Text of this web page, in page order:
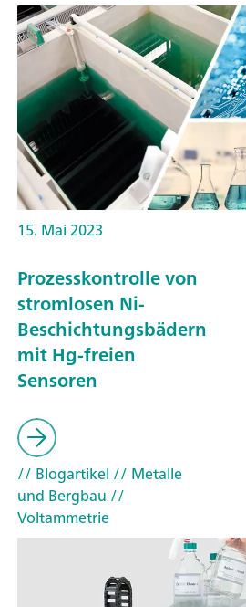
15. Mai 2023
Prozesskontrolle von
stromlosen Ni-
Beschichtungsbädern
mit Hg-freien
Sensoren
// Blogartikel // Metalle
und Bergbau //
Voltammetrie